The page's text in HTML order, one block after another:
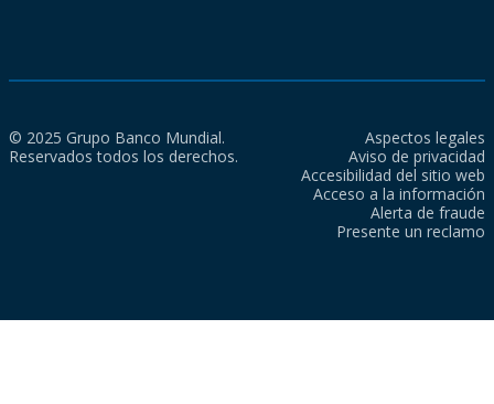
© 2025 Grupo Banco Mundial.
Reservados todos los derechos.
Aspectos legales
Aviso de privacidad
Accesibilidad del sitio web
Acceso a la información
Alerta de fraude
Presente un reclamo